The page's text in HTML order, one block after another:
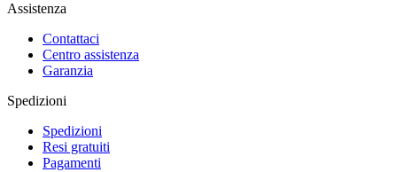
Assistenza
Contattaci
Centro assistenza
Garanzia
Spedizioni
Spedizioni
Resi gratuiti
Pagamenti